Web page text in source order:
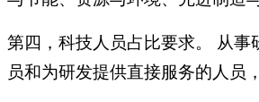
第四，科技人员占比要求。
从事
员和为研发提供直接服务的人员